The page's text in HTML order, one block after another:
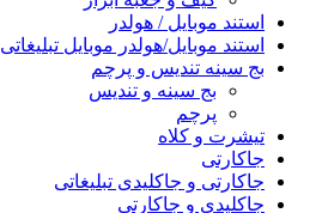
استند موبایل / هولدر
استند موبایل/هولدر موبایل تبلیغاتی
بج سینه تندیس و پرچم
بج سینه و تندیس
پرچم
تیشرت و کلاه
جاکارتی
جاکارتی و جاکلیدی تبلیغاتی
جاکلیدی و جاکارتی